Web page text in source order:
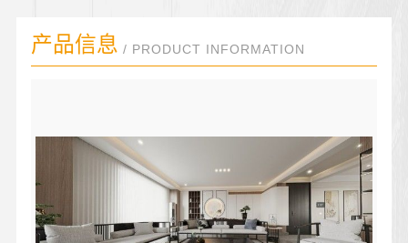
产品信息 / PRODUCT INFORMATION